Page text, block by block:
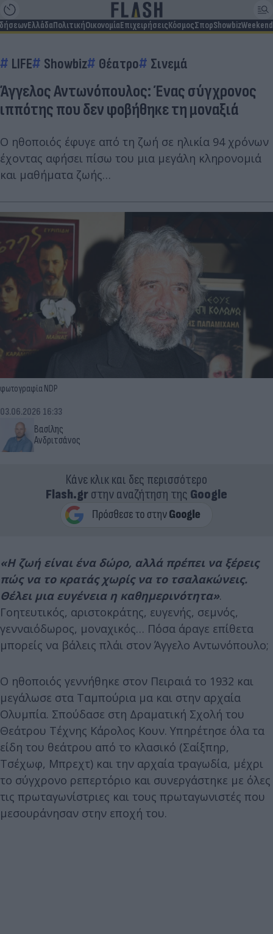
ΕλλάδαΠολιτικήΟικονομίαΕπιχειρήσειςΚόσμοςΣπορShowbizWeekend
LIFE Showbiz Θέατρο Σινεμά
Άγγελος Αντωνόπουλος: Ένας σύγχρονος
ιππότης που δεν φοβήθηκε τη μοναξιά
Ο ηθοποιός έφυγε από τη ζωή σε ηλικία 94 χρόνων
έχοντας αφήσει πίσω του μια μεγάλη κληρονομιά
και μαθήματα ζωής…
φωτογραφία NDP
Βασίλης
Ανδριτσάνος
03.06.2026 16:33
Κάνε κλικ και δες περισσότερο
Flash.grστην αναζήτηση της Google
«Η ζωή είναι ένα δώρο, αλλά πρέπει να ξέρεις
πώς να το κρατάς χωρίς να το τσαλακώνεις.
Θέλει μια ευγένεια η καθημερινότητα».
Γοητευτικός, αριστοκράτης, ευγενής, σεμνός,
γενναιόδωρος, μοναχικός… Πόσα άραγε επίθετα
μπορείς να βάλεις πλάι στον Άγγελο Αντωνόπουλο;
Ο ηθοποιός γεννήθηκε στον Πειραιά το 1932 και
μεγάλωσε στα Ταμπούρια μα και στην αρχαία
Ολυμπία. Σπούδασε στη Δραματική Σχολή του
Θεάτρου Τέχνης Κάρολος Κουν. Υπηρέτησε όλα τα
είδη του θεάτρου από το κλασικό (Σαίξπηρ,
Τσέχωφ, Μπρεχτ) και την αρχαία τραγωδία, μέχρι
το σύγχρονο ρεπερτόριο και συνεργάστηκε με όλες
τις πρωταγωνίστριες και τους πρωταγωνιστές που
μεσουράνησαν στην εποχή του.